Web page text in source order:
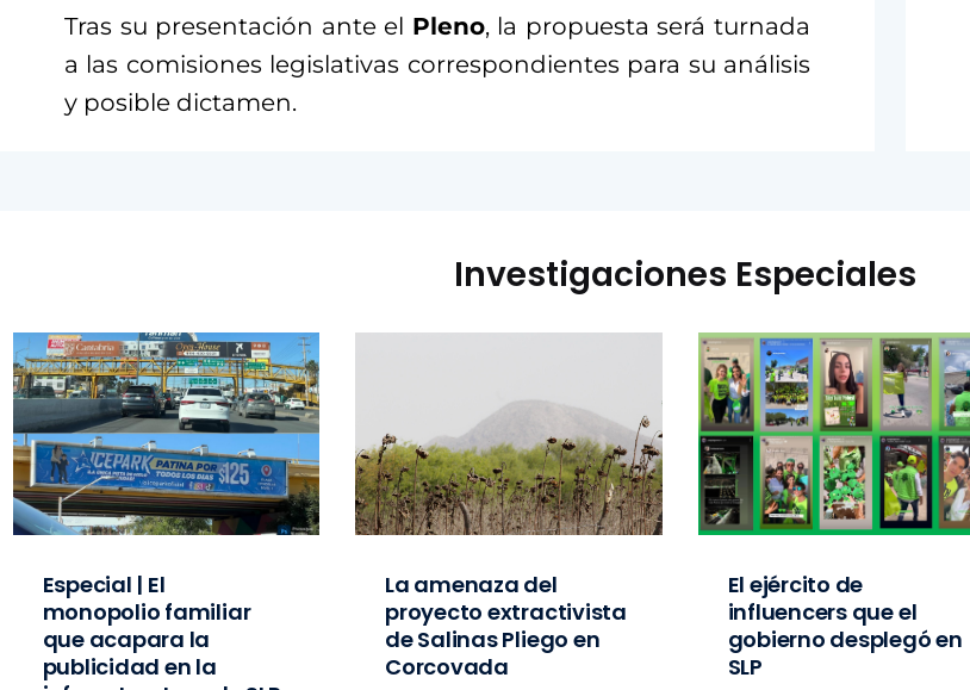
Tras su presentación ante el Pleno, la propuesta será turnada
a las comisiones legislativas correspondientes para su análisis
y posible dictamen.
Investigaciones Especiales
Especial | El
monopolio familiar
que acapara la
publicidad en la
La amenaza del
proyecto extractivista
de Salinas Pliego en
Corcovada
El ejército de
influencers que el
gobierno desplegó en
SLP